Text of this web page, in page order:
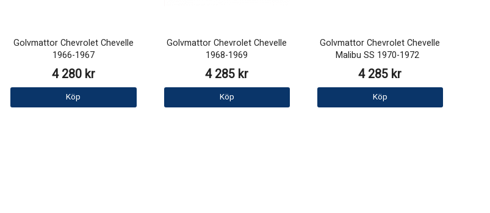
Golvmattor Chevrolet Chevelle
1966-1967
4 280 kr
Köp
Golvmattor Chevrolet Chevelle
1968-1969
4 285 kr
Köp
Golvmattor Chevrolet Chevelle
Malibu SS 1970-1972
4 285 kr
Köp